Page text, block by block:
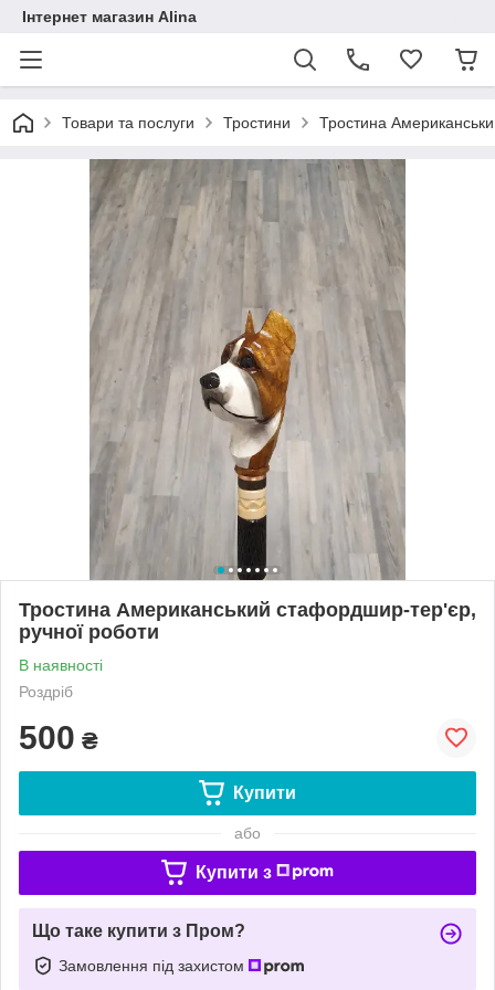
Інтернет магазин Alina
Товари та послуги Тростини Тростина
Тростина Американський стафордшир-тер'єр,
ручної роботи
В наявності
Роздріб
500 ₴
Купити
або
Купити з
Що таке купити з Пром?
Замовлення під захистом